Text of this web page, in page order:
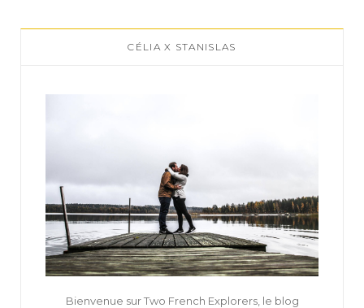
CÉLIA X STANISLAS
Bienvenue sur Two French Explorers, le blog